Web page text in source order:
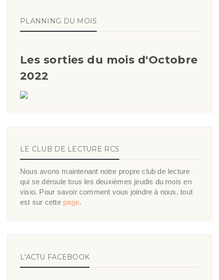
PLANNING DU MOIS
Les sorties du mois d'Octobre
2022
LE CLUB DE LECTURE RCS
Nous avons maintenant notre propre club de lecture
qui se déroule tous les deuxièmes jeudis du mois en
visio. Pour savoir comment vous joindre à nous, tout
est sur cette page.
L'ACTU FACEBOOK